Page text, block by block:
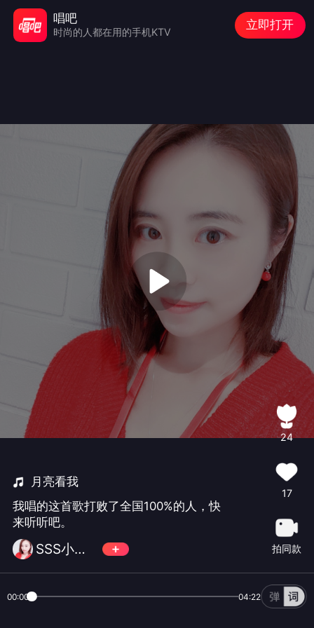
月亮看我
我唱的这首歌打败了全国100%的人，快
来听听吧。
SSS小超超🍏
24
17
拍同款
00:00 04:22
唱吧
时尚的人都在用的手机KTV
立即打开